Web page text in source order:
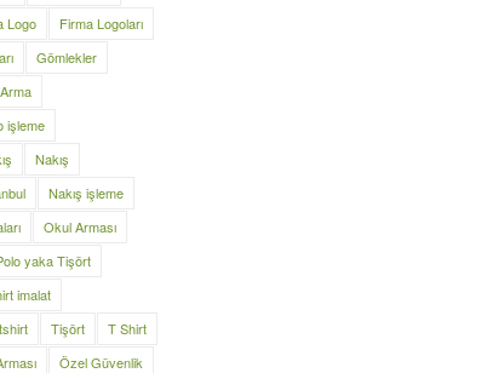
Logo
Firma Logoları
Gömlekler
işleme
Nakış
Nakış işleme
Okul Arması
yaka Tişört
imalat
Tişört
T Shirt
Özel Güvenlik